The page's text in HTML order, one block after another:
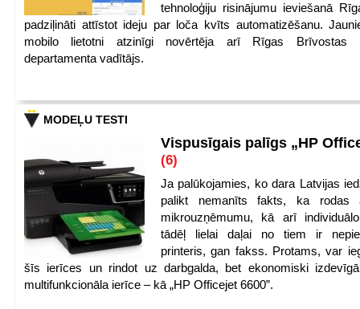
tehnoloģiju risinājumu ieviešanā
padziļināti attīstot ideju par loča kvīts automatizēšanu.
mobilo lietotni atzinīgi novērtēja arī Rīgas Brīvostas
departamenta vadītājs.
MODEĻU TESTI
Vispusīgais palīgs „HP
(6)
Ja palūkojamies, ko dara Latvijas
palikt nemanīts fakts, ka rodas
mikrouzņēmumu, kā arī
tādēļ lielai daļai no tiem ir
printeris, gan fakss. Protams, var
šīs ierīces un rindot uz darbgalda, bet ekonomiski
multifunkcionāla ierīce – kā „HP Officejet 6600”.